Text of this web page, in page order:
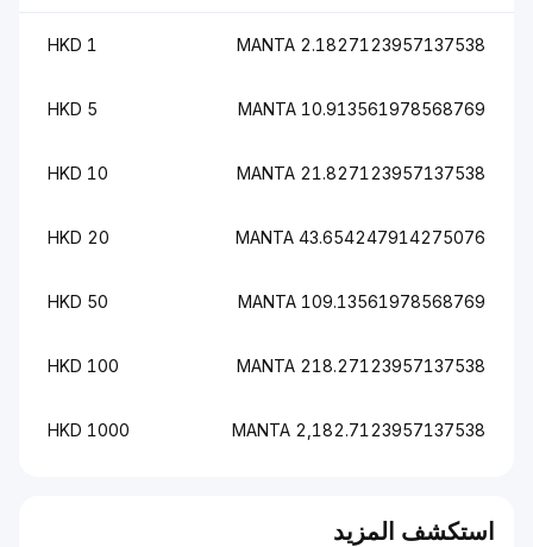
2.1827123957137538 MANTA
1 HKD
10.913561978568769 MANTA
5 HKD
21.827123957137538 MANTA
10 HKD
43.654247914275076 MANTA
20 HKD
109.13561978568769 MANTA
50 HKD
218.27123957137538 MANTA
100 HKD
2,182.7123957137538 MANTA
1000 HKD
استكشف المزيد